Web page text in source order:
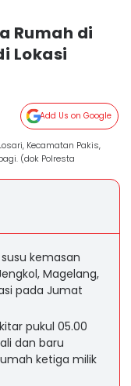
Rumah di
Lokasi
Add Us on Google
Kecamatan Pakis,
(dok Polresta
kemasan
Magelang,
pada Jumat
pukul 05.00
dan baru
ketiga milik